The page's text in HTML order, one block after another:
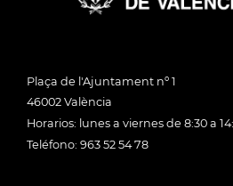
Plaça de l'Ajuntament nº 1
46002 València
Horarios: lunes a viernes de 8:30 a
Teléfono: 963 52 54 78